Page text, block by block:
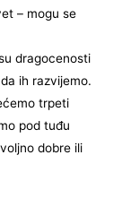
– mogu se
dragocenosti
ih razvijemo.
trpeti
pod tuđu
dobre ili